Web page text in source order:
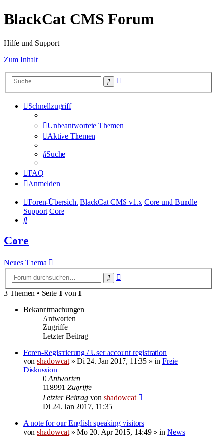
BlackCat CMS Forum
Hilfe und Support
Zum Inhalt
Suche
Schnellzugriff
Unbeantwortete Themen
Aktive Themen
Suche
FAQ
Anmelden
Foren-Übersicht BlackCat CMS v1.x Core und Bundle
Support Core
Suche
Core
Neues Thema
Suche
3 Themen • Seite 1 von 1
Bekanntmachungen
Antworten
Zugriffe
Letzter Beitrag
Foren-Registrierung / User account registration
von shadowcat » Di 24. Jan 2017, 11:35 » in Freie
Diskussion
0 Antworten
118991 Zugriffe
Letzter Beitrag von shadowcat
Di 24. Jan 2017, 11:35
A note for our English speaking visitors
von shadowcat » Mo 20. Apr 2015, 14:49 » in News